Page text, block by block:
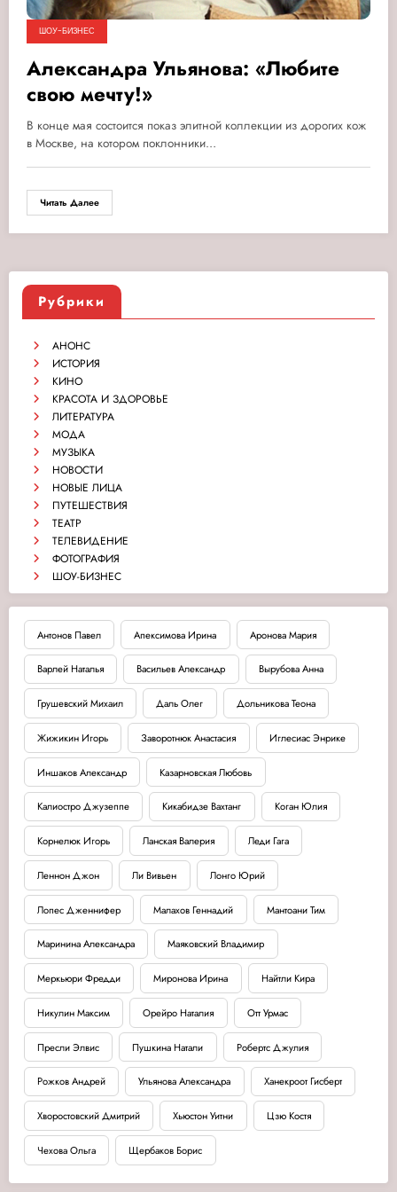
ШОУ-БИЗНЕС
Александра Ульянова: «Любите
свою мечту!»
В конце мая состоится показ элитной коллекции из дорогих кож
в Москве, на котором поклонники…
Читать Далее
Рубрики
АНОНС
ИСТОРИЯ
КИНО
КРАСОТА И ЗДОРОВЬЕ
ЛИТЕРАТУРА
МОДА
МУЗЫКА
НОВОСТИ
НОВЫЕ ЛИЦА
ПУТЕШЕСТВИЯ
ТЕАТР
ТЕЛЕВИДЕНИЕ
ФОТОГРАФИЯ
ШОУ-БИЗНЕС
Антонов Павел Апексимова Ирина Аронова Мария
Варлей Наталья Васильев Александр Вырубова Анна
Грушевский Михаил Даль Олег Дольникова Теона
Жижикин Игорь Заворотнюк Анастасия Иглесиас Энрике
Иншаков Александр Казарновская Любовь
Калиостро Джузеппе Кикабидзе Вахтанг Коган Юлия
Корнелюк Игорь Ланская Валерия Леди Гага
Леннон Джон Ли Вивьен Лонго Юрий
Лопес Дженнифер Малахов Геннадий Мантоани Тим
Маринина Александра Маяковский Владимир
Меркьюри Фредди Миронова Ирина Найтли Кира
Никулин Максим Орейро Наталия Отт Урмас
Пресли Элвис Пушкина Натали Робертс Джулия
Рожков Андрей Ульянова Александра Ханекроот Гисберт
Хворостовский Дмитрий Хьюстон Уитни Цзю Костя
Чехова Ольга Щербаков Борис